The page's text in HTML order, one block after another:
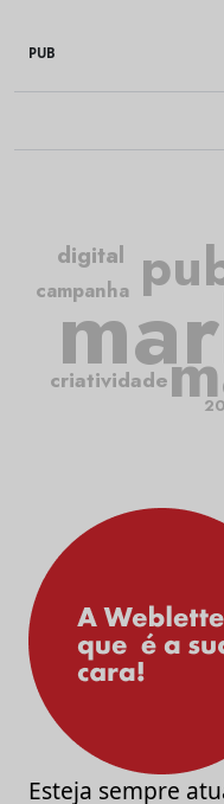
PUB
criatividade
campanha
digital
Esteja sempre